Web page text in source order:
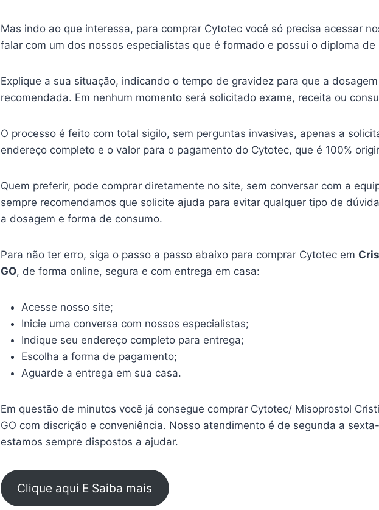
Mas indo ao que interessa, para comprar Cytotec você só precisa acessar
falar com um dos nossos especialistas que é formado e possui o diploma de
Explique a sua situação, indicando o tempo de gravidez para que a
recomendada. Em nenhum momento será solicitado exame, receita ou
O processo é feito com total sigilo, sem perguntas invasivas, apenas a
endereço completo e o valor para o pagamento do Cytotec, que é 100%
Quem preferir, pode comprar diretamente no site, sem conversar com a
sempre recomendamos que solicite ajuda para evitar qualquer tipo de
a dosagem e forma de consumo.
Para não ter erro, siga o passo a passo abaixo para comprar Cytotec em
GO, de forma online, segura e com entrega em casa:
Acesse nosso site;
Inicie uma conversa com nossos especialistas;
Indique seu endereço completo para entrega;
Escolha a forma de pagamento;
Aguarde a entrega em sua casa.
Em questão de minutos você já consegue comprar Cytotec/ Misoprostol
GO com discrição e conveniência. Nosso atendimento é de segunda a
estamos sempre dispostos a ajudar.
Clique aqui E Saiba mais